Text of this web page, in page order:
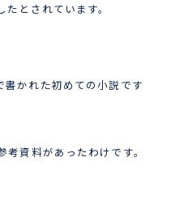
とされています。
書かれた初めての小説です
考資料があったわけです。